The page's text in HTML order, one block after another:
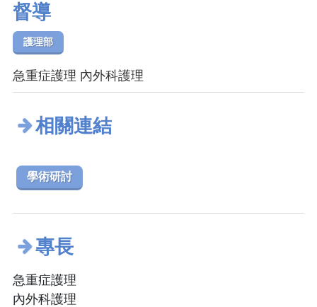
督導
護理部
急重症護理 內外科護理
相關連結
學術研討
專長
急重症護理
內外科護理